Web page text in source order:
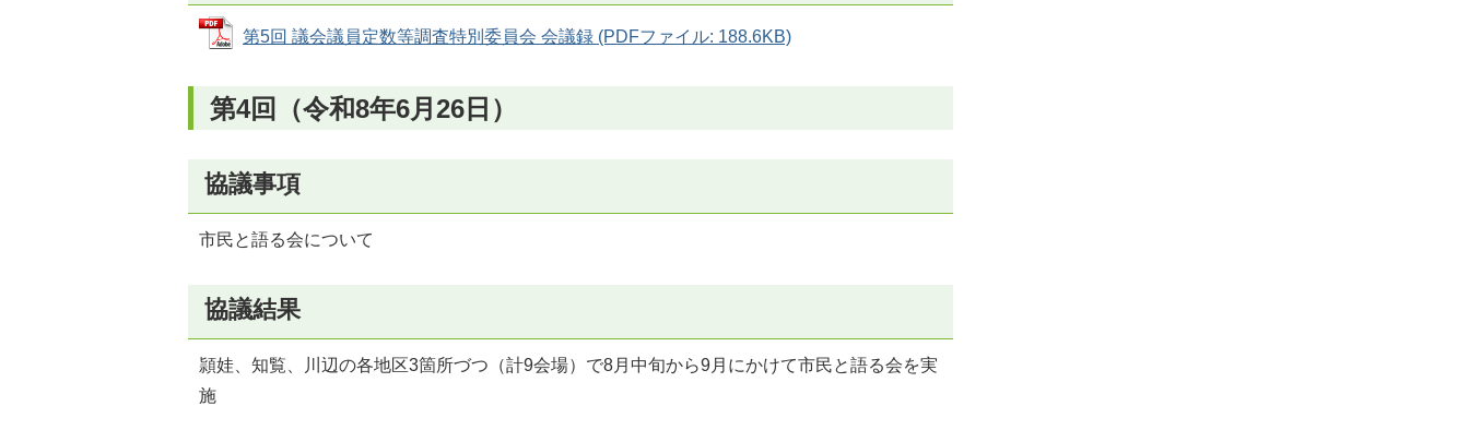
第5回 議会議員定数等調査特別委員会 会議録 (PDFファイル: 188.6KB)
第4回（令和8年6月26日）
協議事項
市民と語る会について
協議結果
頴娃、知覧、川辺の各地区3箇所づつ（計9会場）で8月中旬から9月にかけて市民と語る会を実
施